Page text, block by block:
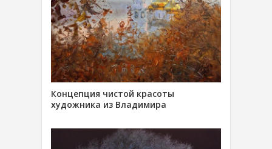
Концепция чистой красоты
художника из Владимира